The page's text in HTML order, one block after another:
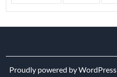
Proudly powered by WordPress